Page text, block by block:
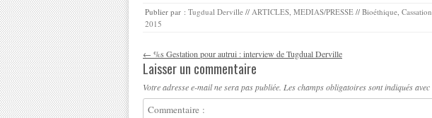
Publier par : Tugdual Derville // ARTICLES MEDIAS/PRESSE // Bioéthique Cassation
2015
Navigation des articles
← %s Gestation pour autrui : interview de Tugdual Derville
Laisser un commentaire
Votre adresse e-mail ne sera pas publiée. Les champs obligatoires sont indiqués avec